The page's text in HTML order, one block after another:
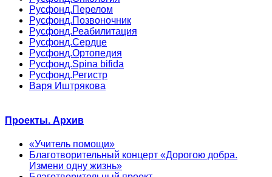
Русфонд.Перелом
Русфонд.Позвоночник
Русфонд.Реабилитация
Русфонд.Сердце
Русфонд.Ортопедия
Русфонд.Spina bifida
Русфонд.Регистр
Варя Иштрякова
Проекты. Архив
«Учитель помощи»
Благотворительный концерт «Дорогою добра.
Измени одну жизнь»